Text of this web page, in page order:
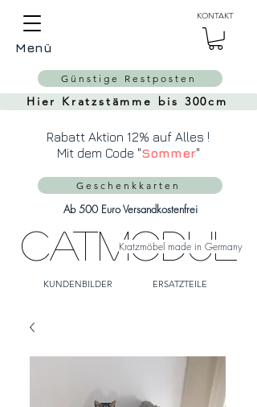
CatModul
Kratzmöbel made in Germany
Menü
KONTAKT
KUNDENBILDER ERSATZTEILE
Ab 500 Euro Versandkostenfrei
Hier Kratzstämme bis 300cm
Geschenkkarten
Günstige Restposten
Rabatt Aktion 12% auf Alles !
Mit dem Code "Sommer"